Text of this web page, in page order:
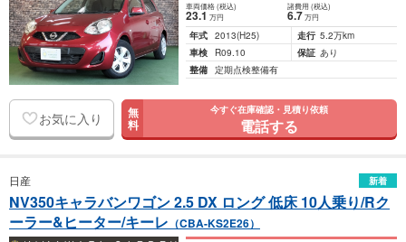
車両価格(税込)
23.1万円
諸費用 (税込)
6.7 万円
年式 2013(H25) 走行 5.2万km
車検
R09.10 保証 あり
整備 定期点検整備有
お気に入り 無
料
今すぐ在庫確認・見積り依頼
電話する
日産 新着
NV350キャラバンワゴン 2.5 DX ロング 低床 10人乗り/Rク
ーラー&ヒーター/キーレ （CBA-KS2E26）